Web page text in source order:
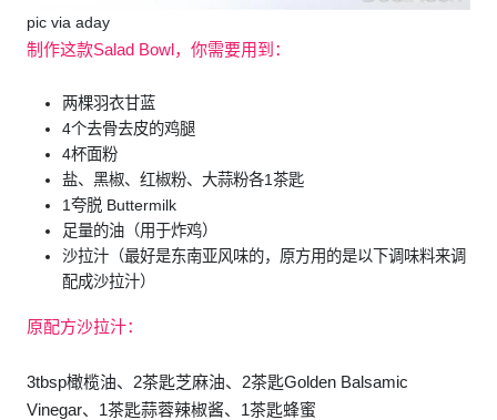
pic via aday
制作这款Salad Bowl，你需要用到：
两棵羽衣甘蓝
4个去骨去皮的鸡腿
4杯面粉
盐、黑椒、红椒粉、大蒜粉各1茶匙
1夸脱 Buttermilk
足量的油（用于炸鸡）
沙拉汁（最好是东南亚风味的，原方用的是以下调味料来调
配成沙拉汁）
原配方沙拉汁：
3tbsp橄榄油、2茶匙芝麻油、2茶匙Golden Balsamic
Vinegar、1茶匙蒜蓉辣椒酱、1茶匙蜂蜜